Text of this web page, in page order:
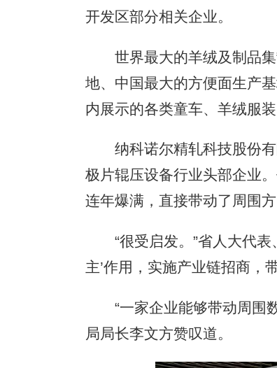
开发区部分相关企业。
世界最大的羊绒及制品集
地、中国最大的方便面生产
内展示的各类童车、羊绒服
纳科诺尔精轧科技股份有
极片辊压设备行业头部企业
连年爆满，直接带动了周围
“很受启发。”省人大代表
主’作用，实施产业链招商，
“一家企业能够带动周围数
局局长李文方赞叹道。